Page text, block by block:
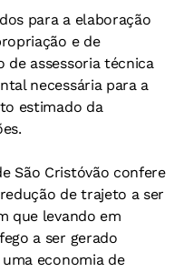
para a elaboração
e de
de assessoria técnica
necessária para a
estimado da
São Cristóvão confere
de trajeto a ser
que levando em
a ser gerado
economia de